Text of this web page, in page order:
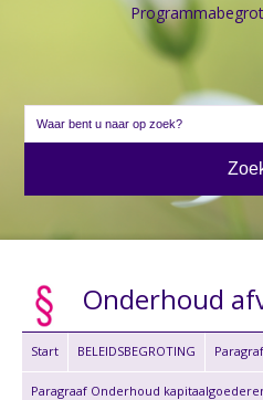
Onderhoud
Start BELEIDSBEGROTING
Paragraaf Onderhoud